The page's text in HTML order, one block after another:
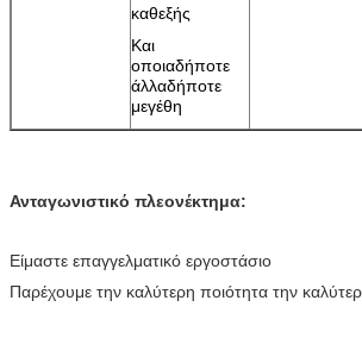
καθεξής
Και
οποιαδήποτε
άλλαδήποτε
μεγέθη
Ανταγωνιστικό πλεονέκτημα:
Είμαστε επαγγελματικό εργοστάσιο
Παρέχουμε την καλύτερη ποιότητα την